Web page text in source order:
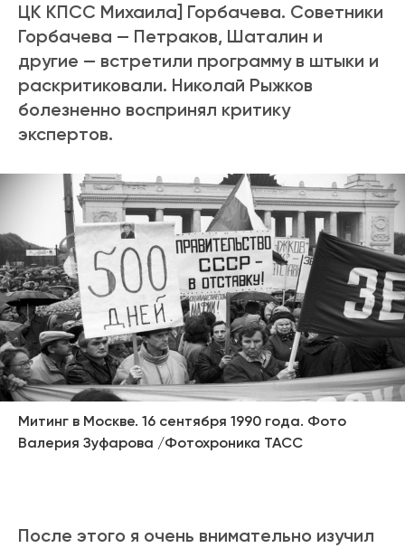
ЦК КПСС Михаила] Горбачева. Советники
Горбачева — Петраков, Шаталин и
другие — встретили программу в штыки и
раскритиковали. Николай Рыжков
болезненно воспринял критику
экспертов.
Митинг в Москве. 16 сентября 1990 года. Фото
Валерия Зуфарова /Фотохроника ТАСС
После этого я очень внимательно изучил